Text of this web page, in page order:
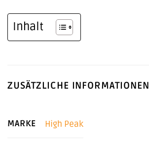
Inhalt
ZUSÄTZLICHE INFORMATIONEN
MARKE High Peak